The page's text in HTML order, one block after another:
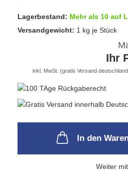
Lagerbestand: Mehr als 10 auf
Versandgewicht: 1 kg je Stück
Ihr
inkl. MwSt. (gratis Versand
In den
Weiter mit